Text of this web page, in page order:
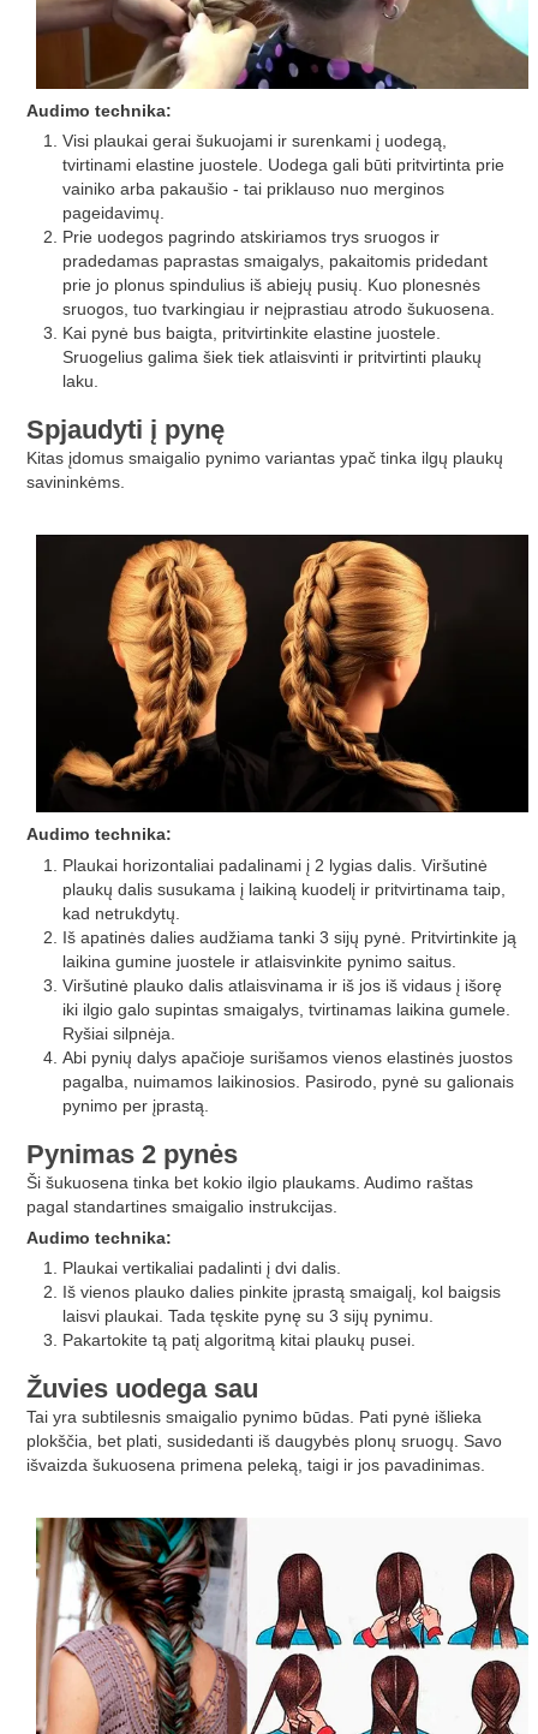
Audimo technika:
Visi plaukai gerai šukuojami ir surenkami į uodegą,
tvirtinami elastine juostele. Uodega gali būti pritvirtinta prie
vainiko arba pakaušio - tai priklauso nuo merginos
pageidavimų.
Prie uodegos pagrindo atskiriamos trys sruogos ir
pradedamas paprastas smaigalys, pakaitomis pridedant
prie jo plonus spindulius iš abiejų pusių. Kuo plonesnės
sruogos, tuo tvarkingiau ir neįprastiau atrodo šukuosena.
Kai pynė bus baigta, pritvirtinkite elastine juostele.
Sruogelius galima šiek tiek atlaisvinti ir pritvirtinti plaukų
laku.
Spjaudyti į pynę
Kitas įdomus smaigalio pynimo variantas ypač tinka ilgų plaukų
savininkėms.
Audimo technika:
Plaukai horizontaliai padalinami į 2 lygias dalis. Viršutinė
plaukų dalis susukama į laikiną kuodelį ir pritvirtinama taip,
kad netrukdytų.
Iš apatinės dalies audžiama tanki 3 sijų pynė. Pritvirtinkite ją
laikina gumine juostele ir atlaisvinkite pynimo saitus.
Viršutinė plauko dalis atlaisvinama ir iš jos iš vidaus į išorę
iki ilgio galo supintas smaigalys, tvirtinamas laikina gumele.
Ryšiai silpnėja.
Abi pynių dalys apačioje surišamos vienos elastinės juostos
pagalba, nuimamos laikinosios. Pasirodo, pynė su galionais
pynimo per įprastą.
Pynimas 2 pynės
Ši šukuosena tinka bet kokio ilgio plaukams. Audimo raštas
pagal standartines smaigalio instrukcijas.
Audimo technika:
Plaukai vertikaliai padalinti į dvi dalis.
Iš vienos plauko dalies pinkite įprastą smaigalį, kol baigsis
laisvi plaukai. Tada tęskite pynę su 3 sijų pynimu.
Pakartokite tą patį algoritmą kitai plaukų pusei.
Žuvies uodega sau
Tai yra subtilesnis smaigalio pynimo būdas. Pati pynė išlieka
plokščia, bet plati, susidedanti iš daugybės plonų sruogų. Savo
išvaizda šukuosena primena peleką, taigi ir jos pavadinimas.